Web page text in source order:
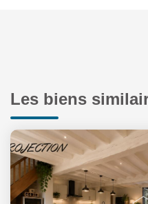
Les biens